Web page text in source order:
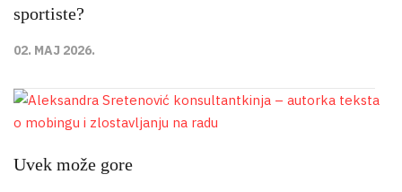
sportiste?
02. MAJ 2026.
Uvek može gore